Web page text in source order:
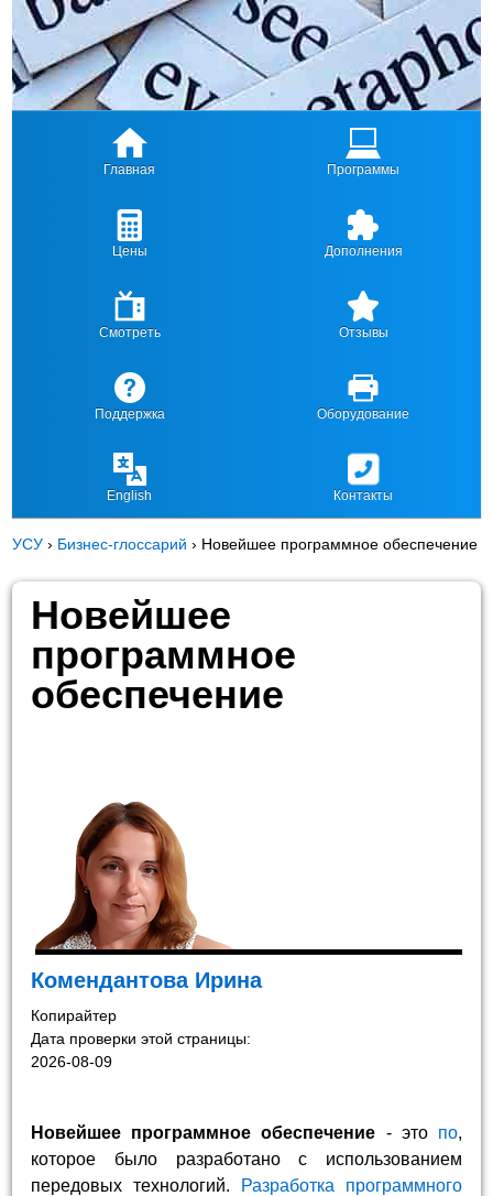
Главная Программы
Цены Дополнения
Смотреть Отзывы
Поддержка Оборудование
English Контакты
УСУ › Бизнес-глоссарий › Новейшее программное обеспечение
Новейшее
программное
обеспечение
Комендантова Ирина
Копирайтер
Дата проверки этой страницы:
2026-08-09
Новейшее программное обеспечение - это по,
которое было разработано с использованием
передовых технологий.
Разработка программного